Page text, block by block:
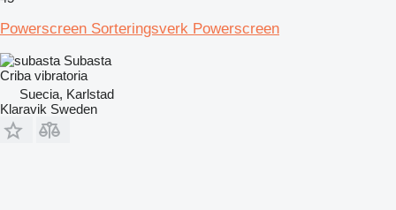
Powerscreen Sorteringsverk Powerscreen
Subasta
Criba vibratoria
Suecia, Karlstad
Klaravik Sweden